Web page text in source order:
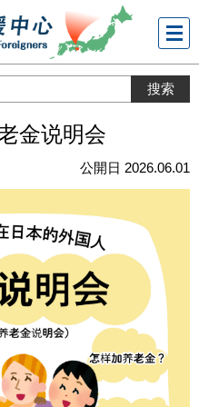
メニ
ュー
金说明会
公開日 2026.06.01